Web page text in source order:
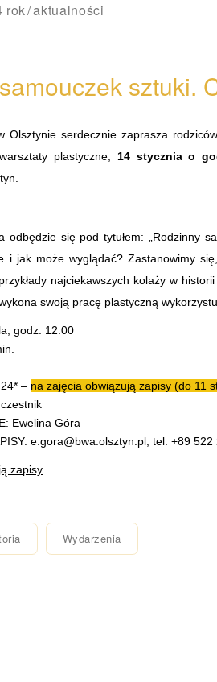
rok aktualności
sztuki.
Olsztynie serdecznie zaprasza
plastyczne, 14 stycznia o
odbędzie się pod tytułem: „Rodzinny
i jak może wyglądać? Zastanowimy
najciekawszych kolaży w
swoją pracę plastyczną
godz. 12:00
– na zajęcia obwiązują zapisy (do 11
Ewelina Góra
e.gora@bwa.olsztyn.pl , tel. +89
zapisy
Wydarzenia